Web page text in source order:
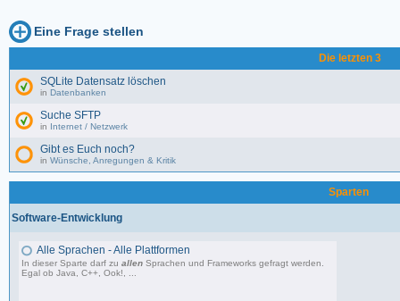
Eine Frage stellen
Die letzten 3
SQLite Datensatz löschen
in Datenbanken
Suche SFTP
in Internet / Netzwerk
Gibt es Euch noch?
in Wünsche, Anregungen & Kritik
Sparten
Software-Entwicklung
Alle Sprachen - Alle Plattformen
In dieser Sparte darf zuallen Sprachen und Frameworks gefragt werden.
Egal ob Java, C++, Ook!, ...